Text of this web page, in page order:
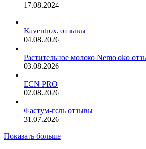
17.08.2024
Kaventrox, отзывы
04.08.2026
Растительное молоко Nemoloko
03.08.2026
ECN PRO
02.08.2026
Фастум-гель отзывы
31.07.2026
Показать больше